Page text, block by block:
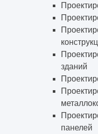
зданий
панелей